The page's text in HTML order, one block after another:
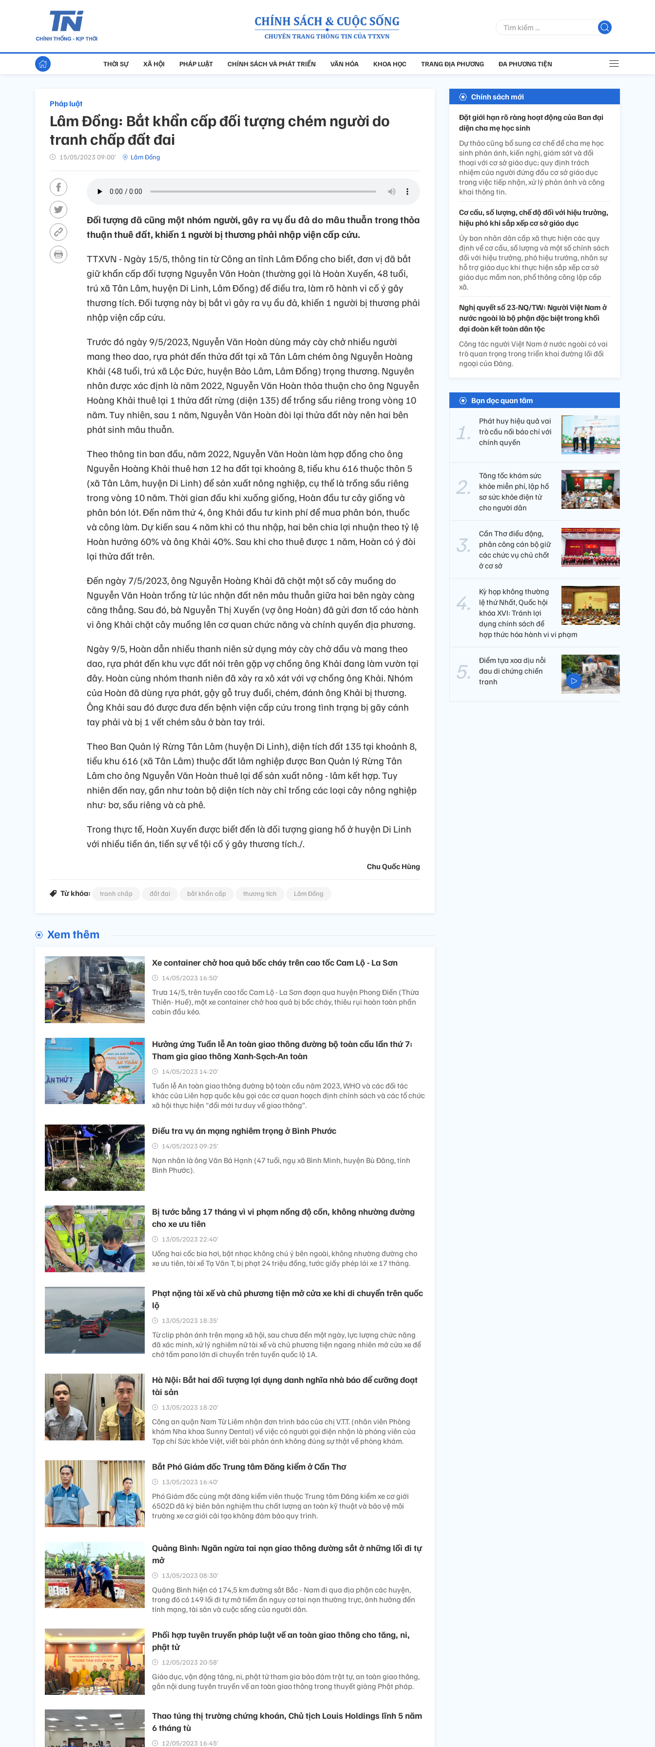
THỜI SỰ XÃ HỘI PHÁP LUẬT CHÍNH SÁCH VÀ PHÁT TRIỂN VĂN HÓA KHOA HỌC TRANG ĐỊA PHƯƠNG ĐA PHƯƠNG TIỆN
Pháp luật
Lâm Đồng: Bắt khẩn cấp đối tượng chém người do
tranh chấp đất đai
15/05/2023 09:00’ Lâm Đồng
Đối tượng đã cũng một nhóm người, gây ra vụ ẩu đả do mâu thuẫn trong thỏa
thuận thuê đất, khiến 1 người bị thương phải nhập viện cấp cứu.
TTXVN - Ngày 15/5, thông tin từ Công an tỉnh Lâm Đồng cho biết, đơn vị đã bắt
giữ khẩn cấp đối tượng Nguyễn Văn Hoàn (thường gọi là Hoàn Xuyến, 48 tuổi,
trú xã Tân Lâm, huyện Di Linh, Lâm Đồng) để điều tra, làm rõ hành vi cố ý gây
thương tích. Đối tượng này bị bắt vì gây ra vụ ẩu đả, khiến 1 người bị thương phải
nhập viện cấp cứu.
Trước đó ngày 9/5/2023, Nguyễn Văn Hoàn dùng máy cày chở nhiều người
mang theo dao, rựa phát đến thửa đất tại xã Tân Lâm chém ông Nguyễn Hoàng
Khải (48 tuổi, trú xã Lộc Đức, huyện Bảo Lâm, Lâm Đồng) trọng thương. Nguyên
nhân được xác định là năm 2022, Nguyễn Văn Hoàn thỏa thuận cho ông Nguyễn
Hoàng Khải thuê lại 1 thửa đất rừng (diện 135) để trồng sầu riêng trong vòng 10
năm. Tuy nhiên, sau 1 năm, Nguyễn Văn Hoàn đòi lại thửa đất này nên hai bên
phát sinh mâu thuẫn.
Theo thông tin ban đầu, năm 2022, Nguyễn Văn Hoàn làm hợp đồng cho ông
Nguyễn Hoàng Khải thuê hơn 12 ha đất tại khoảng 8, tiểu khu 616 thuộc thôn 5
(xã Tân Lâm, huyện Di Linh) để sản xuất nông nghiệp, cụ thể là trồng sầu riêng
trong vòng 10 năm. Thời gian đầu khi xuống giống, Hoàn đầu tư cây giống và
phân bón lót. Đến năm thứ 4, ông Khải đầu tư kinh phí để mua phân bón, thuốc
và công làm. Dự kiến sau 4 năm khi có thu nhập, hai bên chia lợi nhuận theo tỷ lệ
Hoàn hưởng 60% và ông Khải 40%. Sau khi cho thuê được 1 năm, Hoàn có ý đòi
lại thửa đất trên.
Đến ngày 7/5/2023, ông Nguyễn Hoàng Khải đã chặt một số cây muồng do
Nguyễn Văn Hoàn trồng từ lúc nhận đất nên mâu thuẫn giữa hai bên ngày càng
căng thẳng. Sau đó, bà Nguyễn Thị Xuyến (vợ ông Hoàn) đã gửi đơn tố cáo hành
vi ông Khải chặt cây muồng lên cơ quan chức năng và chính quyền địa phương.
Ngày 9/5, Hoàn dẫn nhiều thanh niên sử dụng máy cày chở dầu và mang theo
dao, rựa phát đến khu vực đất nói trên gặp vợ chồng ông Khải đang làm vườn tại
đây. Hoàn cùng nhóm thanh niên đã xảy ra xô xát với vợ chồng ông Khải. Nhóm
của Hoàn đã dùng rựa phát, gậy gỗ truy đuổi, chém, đánh ông Khải bị thương.
Ông Khải sau đó được đưa đến bệnh viện cấp cứu trong tình trạng bị gãy cánh
tay phải và bị 1 vết chém sâu ở bàn tay trái.
Theo Ban Quản lý Rừng Tân Lâm (huyện Di Linh), diện tích đất 135 tại khoảnh 8,
tiểu khu 616 (xã Tân Lâm) thuộc đất lâm nghiệp được Ban Quản lý Rừng Tân
Lâm cho ông Nguyễn Văn Hoàn thuê lại để sản xuất nông - lâm kết hợp. Tuy
nhiên đến nay, gần như toàn bộ diện tích này chỉ trồng các loại cây nông nghiệp
như: bơ, sầu riêng và cà phê.
Trong thực tế, Hoàn Xuyến được biết đến là đối tượng giang hồ ở huyện Di Linh
với nhiều tiền án, tiền sự về tội cố ý gây thương tích./.
Chu Quốc Hùng
Từ khóa: tranh chấp đất đai bắt khẩn cấp thương tích Lâm Đồng
Xem thêm
Xe container chở hoa quả bốc cháy trên cao tốc Cam Lộ - La Sơn
14/05/2023 16:50’
Trưa 14/5, trên tuyến cao tốc Cam Lộ - La Sơn đoạn qua huyện Phong Điền (Thừa
Thiên- Huế), một xe container chở hoa quả bị bốc cháy, thiêu rụi hoàn toàn phần
cabin đầu kéo.
Hưởng ứng Tuần lễ An toàn giao thông đường bộ toàn cầu lần thứ 7:
Tham gia giao thông Xanh-Sạch-An toàn
14/05/2023 14:20’
Tuần lễ An toàn giao thông đường bộ toàn cầu năm 2023, WHO và các đối tác
khác của Liên hợp quốc kêu gọi các cơ quan hoạch định chính sách và các tổ chức
xã hội thực hiện "đổi mới tư duy về giao thông”.
Điều tra vụ án mạng nghiêm trọng ở Bình Phước
14/05/2023 09:25’
Nạn nhân là ông Văn Bá Hạnh (47 tuổi, ngụ xã Bình Minh, huyện Bù Đăng, tỉnh
Bình Phước).
Bị tước bằng 17 tháng vì vi phạm nồng độ cồn, không nhường đường
cho xe ưu tiên
13/05/2023 22:40’
Uống hai cốc bia hơi, bật nhạc không chú ý bên ngoài, không nhường đường cho
xe ưu tiên, tài xế Tạ Văn T, bị phạt 24 triệu đồng, tước giấy phép lái xe 17 tháng.
Phạt nặng tài xế và chủ phương tiện mở cửa xe khi di chuyển trên quốc
lộ
13/05/2023 18:35’
Từ clip phản ánh trên mạng xã hội, sau chưa đến một ngày, lực lượng chức năng
đã xác minh, xử lý nghiêm nữ tài xế và chủ phương tiện ngang nhiên mở cửa xe để
chở tấm pano lớn di chuyển trên tuyến quốc lộ 1A.
Hà Nội: Bắt hai đối tượng lợi dụng danh nghĩa nhà báo để cưỡng đoạt
tài sản
13/05/2023 18:20’
Công an quận Nam Từ Liêm nhận đơn trình báo của chị V.T.T. (nhân viên Phòng
khám Nha khoa Sunny Dental) về việc có người gọi điện nhận là phóng viên của
Tạp chí Sức khỏe Việt, viết bài phản ánh không đúng sự thật về phòng khám.
Bắt Phó Giám đốc Trung tâm Đăng kiểm ở Cần Thơ
13/05/2023 16:40’
Phó Giám đốc cùng một đăng kiểm viên thuộc Trung tâm Đăng kiểm xe cơ giới
6502D đã ký biên bản nghiệm thu chất lượng an toàn kỹ thuật và bảo vệ môi
trường xe cơ giới cải tạo không đảm bảo quy trình.
Quảng Bình: Ngăn ngừa tai nạn giao thông đường sắt ở những lối đi tự
mở
13/05/2023 08:30’
Quảng Bình hiện có 174,5 km đường sắt Bắc - Nam đi qua địa phận các huyện,
trong đó có 149 lối đi tự mở tiềm ẩn nguy cơ tai nạn thường trực, ảnh hưởng đến
tính mạng, tài sản và cuộc sống của người dân.
Phối hợp tuyên truyền pháp luật về an toàn giao thông cho tăng, ni,
phật tử
12/05/2023 20:58’
Giáo dục, vận động tăng, ni, phật tử tham gia bảo đảm trật tự, an toàn giao thông,
gắn nội dung tuyên truyền về an toàn giao thông trong thuyết giảng Phật pháp.
Thao túng thị trường chứng khoán, Chủ tịch Louis Holdings lĩnh 5 năm
6 tháng tù
12/05/2023 16:45’
Chính sách mới
Đặt giới hạn rõ ràng hoạt động của Ban đại
diện cha mẹ học sinh
Dự thảo cũng bổ sung cơ chế để cha mẹ học
sinh phản ánh, kiến nghị, giám sát và đối
thoại với cơ sở giáo dục; quy định trách
nhiệm của người đứng đầu cơ sở giáo dục
trong việc tiếp nhận, xử lý phản ánh và công
khai thông tin.
Cơ cấu, số lượng, chế độ đối với hiệu trưởng,
hiệu phó khi sắp xếp cơ sở giáo dục
Ủy ban nhân dân cấp xã thực hiện các quy
định về cơ cấu, số lượng và một số chính sách
đối với hiệu trưởng, phó hiệu trưởng, nhân sự
hỗ trợ giáo dục khi thực hiện sắp xếp cơ sở
giáo dục mầm non, phổ thông công lập cấp
xã.
Nghị quyết số 23-NQ/TW: Người Việt Nam ở
nước ngoài là bộ phận đặc biệt trong khối
đại đoàn kết toàn dân tộc
Công tác người Việt Nam ở nước ngoài có vai
trò quan trọng trong triển khai đường lối đối
ngoại của Đảng.
Bạn đọc quan tâm
Phát huy hiệu quả vai
trò cầu nối báo chí với
chính quyền
Tăng tốc khám sức
khỏe miễn phí, lập hồ
sơ sức khỏe điện tử
cho người dân
Cần Thơ điều động,
phân công cán bộ giữ
các chức vụ chủ chốt
ở cơ sở
Kỳ họp không thường
lệ thứ Nhất, Quốc hội
khóa XVI: Tránh lợi
dụng chính sách để
hợp thức hóa hành vi vi phạm
Điểm tựa xoa dịu nỗi
đau di chứng chiến
tranh